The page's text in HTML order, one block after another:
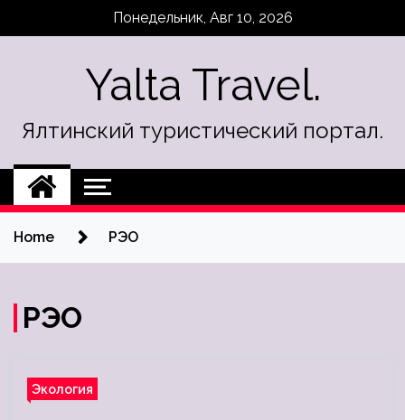
Понедельник, Авг 10, 2026
Yalta Travel.
Ялтинский туристический портал.
Home РЭО
РЭО
Экология